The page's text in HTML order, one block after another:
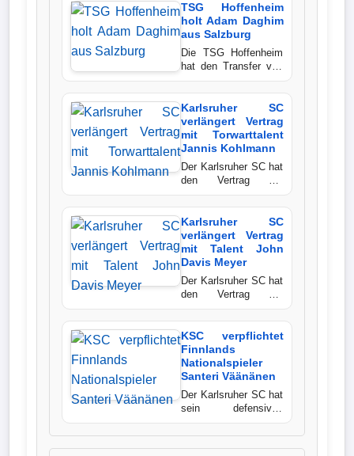
Bundesliga
Bundesliga
Bundesliga
Ergebnisse
SONSTIGES
Fußballspieler
Kader
TSG Hoffenheim
holt Adam Daghim
aus Salzburg
Die TSG Hoffenheim
hat den Transfer von
Adam Daghim perfekt
gemacht. Der 20
Jahre alte dänische
Nationalspieler kommt
von Red Bull
Salzburg,
unterschreibt einen
langfristigen Vertrag
und soll der Offensive
verleihen.
Karlsruher SC
verlängert Vertrag
mit Torwarttalent
Jannis Kohlmann
Der Karlsruher SC hat
den Vertrag mit
Nachwuchstorwart
Jannis Kohlmann
langfristig verlängert.
Mit der Entscheidung
unterstreichen die
Badener erneut ihren
Kurs, talentierte
Spieler aus den
eigenen Reihen
Karlsruher SC
verlängert Vertrag
mit Talent John
Davis Meyer
Der Karlsruher SC hat
den Vertrag mit
Nachwuchsstürmer
John Davis Meyer
langfristig verlängert.
Der 17-Jährige zählt
seit Beginn der
Sommervorbereitung
zum Profikader und
gilt als eines der
vielversprechendsten
KSC verpflichtet
Finnlands
Nationalspieler
Santeri Väänänen
Der Karlsruher SC hat
sein defensives
Mittelfeld mit dem
finnischen
Nationalspieler